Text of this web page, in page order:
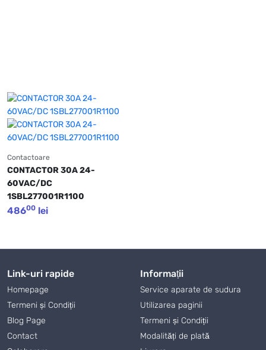
Contactoare
CONTACTOR 30A 24-
60VAC/DC
1SBL277001R1100
48600 lei
Link-uri rapide
Homepage
Termeni și Condiții
Blog Page
Contact
Informații
Service aparate de sudura
Utilizarea paginii
Termeni și Condiții
Modalități de plată